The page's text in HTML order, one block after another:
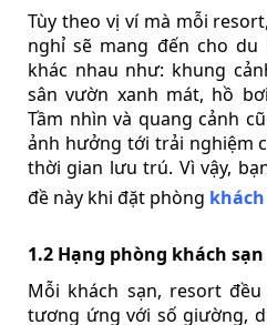
Tùy theo vị ví mà mỗi
nghỉ sẽ mang đến cho
khác nhau như: khung
sân vườn xanh mát, hồ
Tầm nhìn và quang cảnh
ảnh hưởng tới trải nghiệm
thời gian lưu trú. Vì vậy,
đề này khi đặt phòng
1.2 Hạng phòng khách sạn
Mỗi khách sạn, resort
tương ứng với số giường,